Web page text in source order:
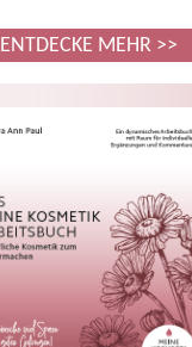
ENTDECKE MEHR >>